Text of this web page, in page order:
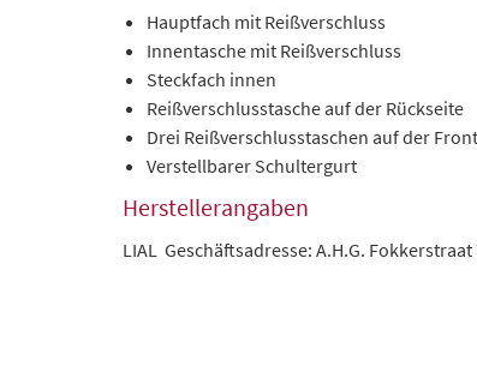
Hauptfach mit Reißverschluss
Innentasche mit Reißverschluss
Steckfach innen
Reißverschlusstasche auf der Rückseite
Drei Reißverschlusstaschen auf der
Verstellbarer Schultergurt
Herstellerangaben
LIAL Geschäftsadresse: A.H.G.